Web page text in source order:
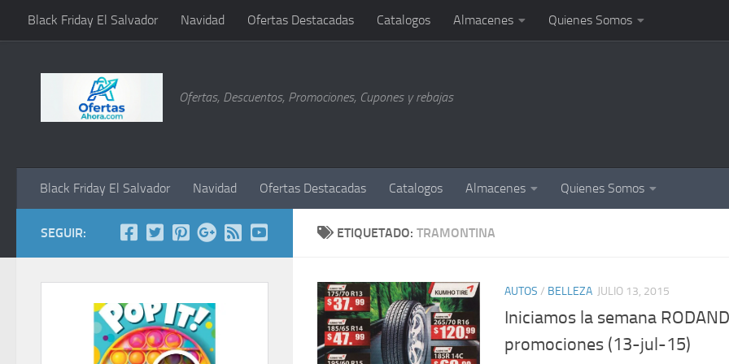
Saltar al contenido
Black Friday El Salvador Navidad Ofertas Destacadas Catalogos Almacenes Quienes Somos
Ofertas, Descuentos, Promociones, Cupones y rebajas
Black Friday El Salvador Navidad Ofertas Destacadas Catalogos Almacenes Quienes Somos
ETIQUETADO: TRAMONTINA
AUTOS / BELLEZA JULIO 13, 2015
Iniciamos la semana
promociones (13-jul-15)
SEGUIR: